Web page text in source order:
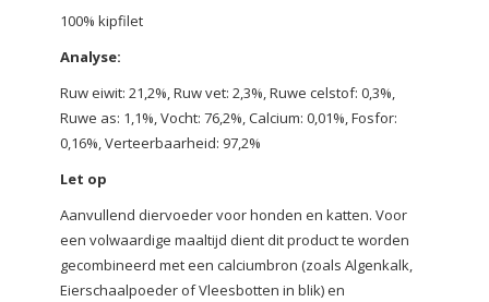
100% kipfilet
Analyse:
Ruw eiwit: 21,2%, Ruw vet: 2,3%, Ruwe celstof: 0,3%,
Ruwe as: 1,1%, Vocht: 76,2%, Calcium: 0,01%, Fosfor:
0,16%, Verteerbaarheid: 97,2%
Let op
Aanvullend diervoeder voor honden en katten. Voor
een volwaardige maaltijd dient dit product te worden
gecombineerd met een calciumbron (zoals Algenkalk,
Eierschaalpoeder of Vleesbotten in blik) en